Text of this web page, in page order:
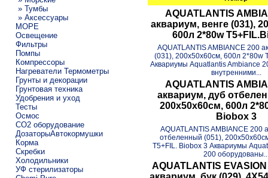
» Тумбы
» Аксессуары
МОРЕ
Освещение
Фильтры
Помпы
Компрессоры
Нагреватели Термометры
Грунты и декорации
Грунтовая техника
Удобрения и уход
Тесты
Осмос
CO2 оборудование
ДозаторыАвтокормушки
Корма
Скребки
Холодильники
УФ стерилизаторы
AQUATLANTIS
аквариум, венге (031),
600л 2*80w
AQUATLANTIS AMBIANCE 200
(031), 200х50x60см, 600л 2*80w
Аквариумы Aquatlantis Ambiance
внутренними...
AQUATLANTIS
аквариум, дуб
200х50x60см, 600л
Biobox 3
AQUATLANTIS AMBIANCE 200
отбеленный (051),
T5+FIL. Biobox 3 Аквариумы
200
AQUATLANTIS